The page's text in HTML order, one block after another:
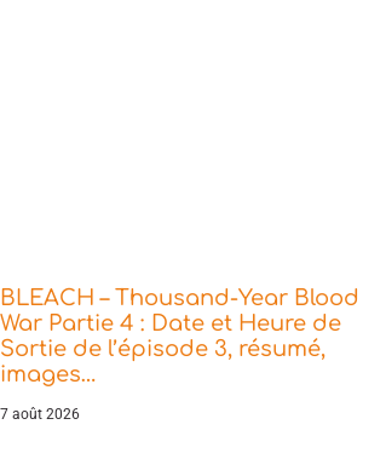
BLEACH – Thousand-Year Blood
War Partie 4 : Date et Heure de
Sortie de l’épisode 3, résumé,
images…
7 août 2026